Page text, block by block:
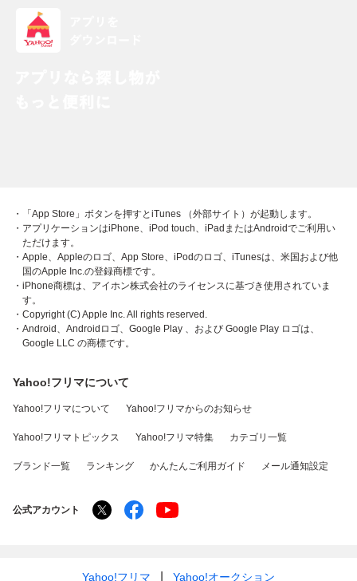
・「App Store」ボタンを押すとiTunes （外部サイト）が起動します。
・アプリケーションはiPhone、iPod touch、iPadまたはAndroidでご利用い
ただけます。
・Apple、Appleのロゴ、App Store、iPodのロゴ、iTunesは、米国および他
国のApple Inc.の登録商標です。
・iPhone商標は、アイホン株式会社のライセンスに基づき使用されていま
す。
・Copyright (C) Apple Inc. All rights reserved.
・Android、Androidロゴ、Google Play 、および Google Play ロゴは、
Google LLC の商標です。
Yahoo!フリマについて
Yahoo!フリマについて Yahoo!フリマからのお知らせ
Yahoo!フリマトピックス Yahoo!フリマ特集 カテゴリ一覧
ブランド一覧 ランキング かんたんご利用ガイド メール通知設定
公式アカウント
Yahoo!フリマ Yahoo!オークション